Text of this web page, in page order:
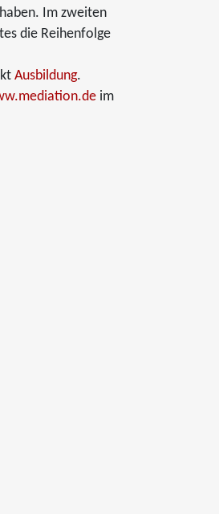
Im zweiten
die Reihenfolge
Ausbildung.
im